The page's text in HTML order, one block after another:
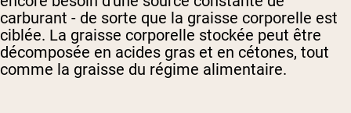
carburant - de sorte que la graisse corporelle est
ciblée. La graisse corporelle stockée peut être
décomposée en acides gras et en cétones, tout
comme la graisse du régime alimentaire.